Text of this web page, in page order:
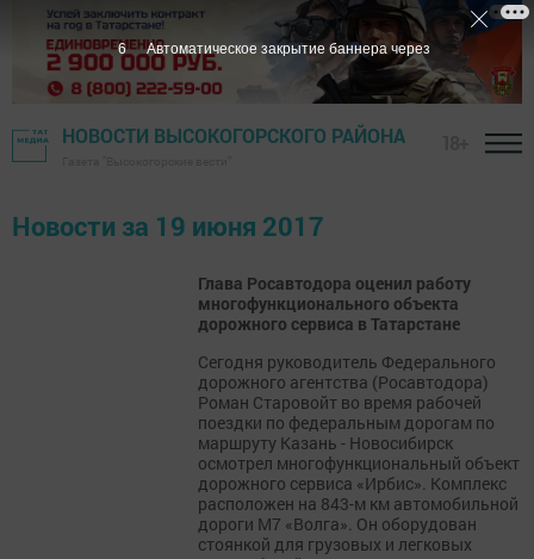
НОВОСТИ ВЫСОКОГОРСКОГО РАЙОНА
Новости за 19 июня 2017
Глава Росавтодора оценил работу
многофункционального объекта
дорожного сервиса в Татарстане
Сегодня руководитель Федерального
дорожного агентства (Росавтодора)
Роман Старовойт во время рабочей
поездки по федеральным дорогам по
маршруту Казань - Новосибирск
осмотрел многофункциональный объект
дорожного сервиса «Ирбис». Комплекс
расположен на 843-м км автомобильной
дороги М7 «Волга». Он оборудован
стоянкой для грузовых и легковых
5 Автоматическое закрытие баннера через